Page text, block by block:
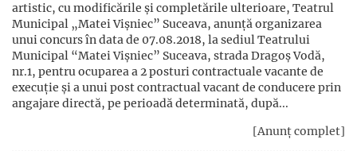
artistic, cu modificările și completările ulterioare, Teatrul
Municipal „Matei Vișniec” Suceava, anunță organizarea
unui concurs în data de 07.08.2018, la sediul Teatrului
Municipal “Matei Vișniec” Suceava, strada Dragoș Vodă,
nr.1, pentru ocuparea a 2 posturi contractuale vacante de
execuție și a unui post contractual vacant de conducere prin
angajare directă, pe perioadă determinată, după...
[Anunț complet]